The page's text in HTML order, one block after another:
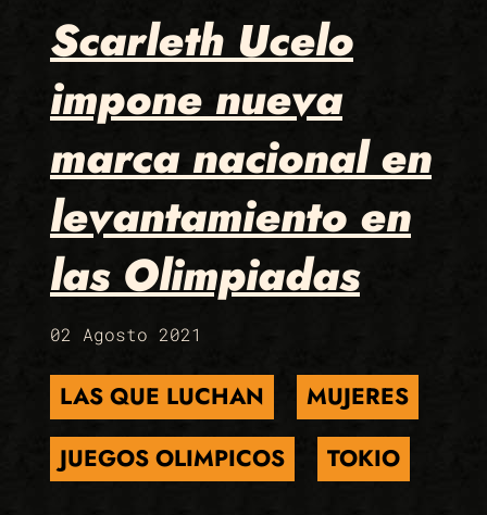
Scarleth Ucelo
impone nueva
marca nacional en
levantamiento en
las Olimpiadas
02 Agosto 2021
LAS QUE LUCHAN
MUJERES
JUEGOS OLIMPICOS
TOKIO